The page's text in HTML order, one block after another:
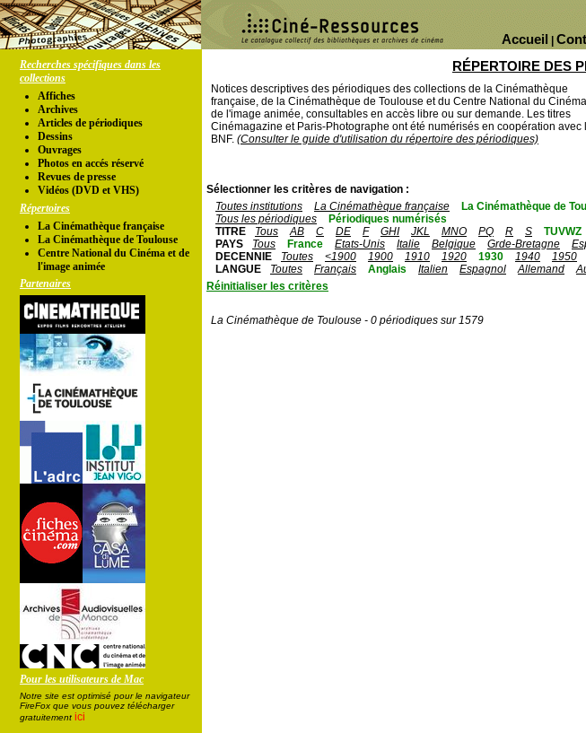
Accueil
Recherches spécifiques dans les
collections
Affiches
Archives
Articles de périodiques
Dessins
Ouvrages
Photos en accés réservé
Revues de presse
Vidéos (DVD et VHS)
Répertoires
La Cinémathèque française
La Cinémathèque de Toulouse
Centre National du Cinéma et de
l'image animée
Partenaires
Pour les utilisateurs de Mac
Notre site est optimisé pour le navigateur
FireFox que vous pouvez télécharger
gratuitement ici
RÉPERTOIRE DES
Notices descriptives des périodiques des collections de la Cinémathèque
française, de la Cinémathèque de Toulouse et du Centre National du
de l'image animée, consultables en accès libre ou sur demande. Les titres
Cinémagazine et Paris-Photographe ont été numérisés en coopération avec
BNF. (Consulter le guide d'utilisation du répertoire des périodiques)
Sélectionner les critères de navigation :
Toutes institutions
La Cinémathèque française La Cinémathèque de
Tous les périodiques
Périodiques numérisés
TITRE
Tous AB C DE F GHI JKL MNO PQ R S TUVWZ
PAYS
Tous France Etats-Unis Italie Belgique Grde-Bretagne
DECENNIE
Toutes <1900 1900 1910 1920 1930 1940 1950
LANGUE
Toutes Français Anglais Italien Espagnol Allemand
Réinitialiser les critères
La Cinémathèque de Toulouse - 0 périodiques sur 1579